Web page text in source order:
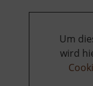
Um
wird